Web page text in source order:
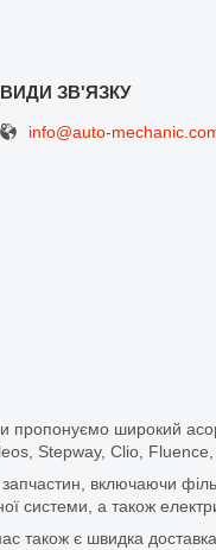
info@auto-
пропонуємо широкий
Stepway, Clio,
включаючи
а також
також є швидка